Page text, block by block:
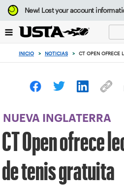
Enfoque
desde
botón
volver
principio
New!Lost your account
INICIO > NOTICIAS > CT OPEN OFRECE
NUEVA INGLATERRA
CT Open ofrece
de tenis gratuita